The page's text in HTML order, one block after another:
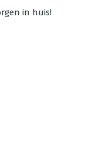
in huis!